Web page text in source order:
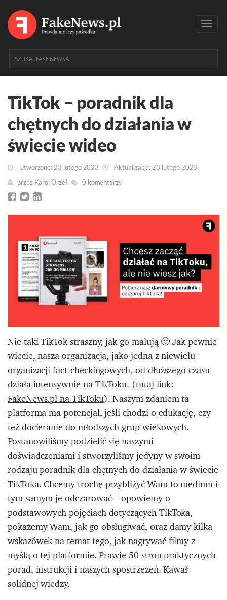
TikTok – poradnik dla
chętnych do działania w
świecie wideo
Utworzone: 23 lutego 2023
Aktualizacja: 23 lutego 2023
przez Karol Orzeł 0 komentarzy
Nie taki TikTok straszny, jak go malują 🙂 Jak pewnie
wiecie, nasza organizacja, jako jedna z niewielu
organizacji fact-checkingowych, od dłuższego czasu
działa intensywnie na TikToku. (tutaj link:
FakeNews.pl na TikToku). Naszym zdaniem ta
platforma ma potencjał, jeśli chodzi o edukację, czy
też docieranie do młodszych grup wiekowych.
Postanowiliśmy podzielić się naszymi
doświadczeniami i stworzyliśmy jedyny w swoim
rodzaju poradnik dla chętnych do działania w świecie
TikToka. Chcemy trochę przybliżyć Wam to medium i
tym samym je odczarować – opowiemy o
podstawowych pojęciach dotyczących TikToka,
pokażemy Wam, jak go obsługiwać, oraz damy kilka
wskazówek na temat tego, jak nagrywać filmy z
myślą o tej platformie. Prawie 50 stron praktycznych
porad, instrukcji i naszych spostrzeżeń. Kawał
solidnej wiedzy.